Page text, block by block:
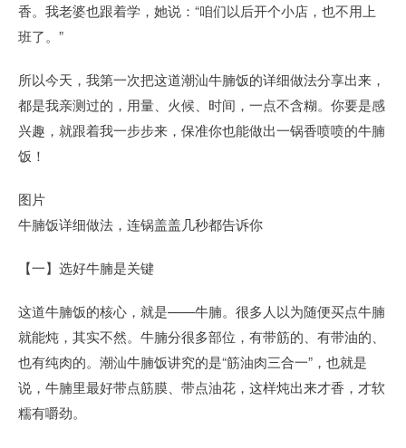
香。我老婆也跟着学，她说：“咱们以后开个小店，也不用上
班了。”
所以今天，我第一次把这道潮汕牛腩饭的详细做法分享出来，
都是我亲测过的，用量、火候、时间，一点不含糊。你要是感
兴趣，就跟着我一步步来，保准你也能做出一锅香喷喷的牛腩
饭！
图片
牛腩饭详细做法，连锅盖盖几秒都告诉你
【一】选好牛腩是关键
这道牛腩饭的核心，就是——牛腩。很多人以为随便买点牛腩
就能炖，其实不然。牛腩分很多部位，有带筋的、有带油的、
也有纯肉的。潮汕牛腩饭讲究的是“筋油肉三合一”，也就是
说，牛腩里最好带点筋膜、带点油花，这样炖出来才香，才软
糯有嚼劲。